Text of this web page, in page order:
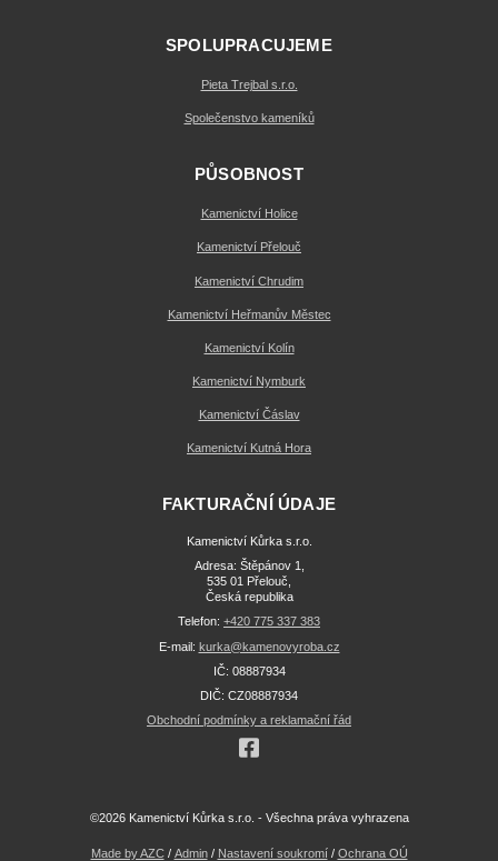
SPOLUPRACUJEME
Pieta Trejbal s.r.o.
Společenstvo kameníků
PŮSOBNOST
Kamenictví Holice
Kamenictví Přelouč
Kamenictví Chrudim
Kamenictví Heřmanův Městec
Kamenictví Kolín
Kamenictví Nymburk
Kamenictví Čáslav
Kamenictví Kutná Hora
FAKTURAČNÍ ÚDAJE
Kamenictví Kůrka s.r.o.
Adresa: Štěpánov 1,
535 01 Přelouč,
Česká republika
Telefon: +420 775 337 383
E-mail: kurka@kamenovyroba.cz
IČ: 08887934
DIČ: CZ08887934
Obchodní podmínky a reklamační řád
©2026 Kamenictví Kůrka s.r.o. - Všechna práva vyhrazena
Made by AZC/ Admin/ Nastavení soukromí/ Ochrana OÚ